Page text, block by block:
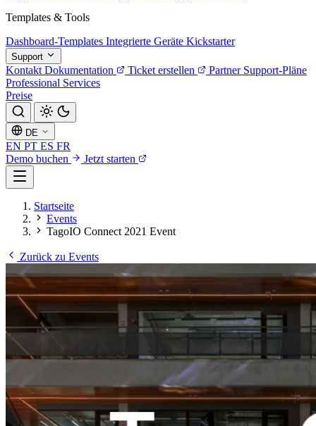
Templates & Tools
Dashboard-Templates Integrierte Geräte Kickstarter
Support
Kontakt Dokumentation Ticket erstellen Partner Support-Pläne
Professional Services
Preise
DE
EN PT ES FR
Demo buchen
Jetzt starten
Startseite
Events
TagoIO Connect 2021 Event
Zurück zu Events